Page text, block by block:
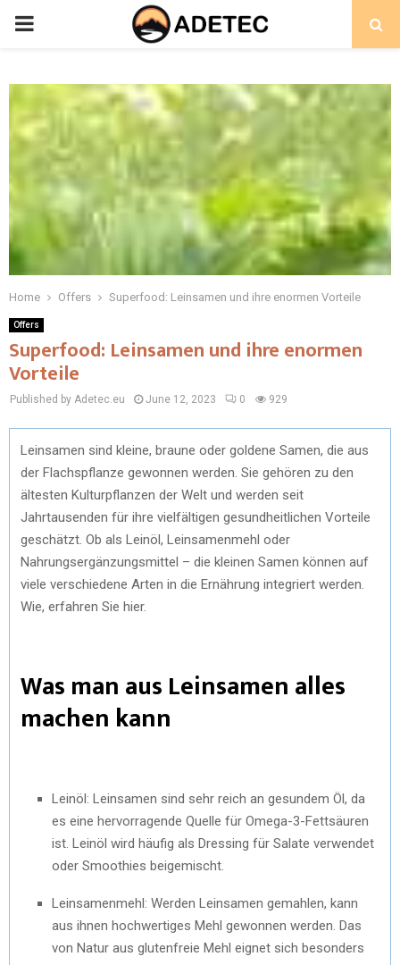
PRIMARY
Home Offers Superfood: Leinsamen und ihre enormen Vorteile
Offers
Superfood: Leinsamen und ihre enormen
Vorteile
Published by Adetec.eu June 12, 2023 0 929
Leinsamen sind kleine, braune oder goldene Samen, die aus
der Flachspflanze gewonnen werden. Sie gehören zu den
ältesten Kulturpflanzen der Welt und werden seit
Jahrtausenden für ihre vielfältigen gesundheitlichen Vorteile
geschätzt. Ob als Leinöl, Leinsamenmehl oder
Nahrungsergänzungsmittel – die kleinen Samen können auf
viele verschiedene Arten in die Ernährung integriert werden.
Wie, erfahren Sie hier.
Was man aus Leinsamen alles
machen kann
Leinöl: Leinsamen sind sehr reich an gesundem Öl, da
es eine hervorragende Quelle für Omega-3-Fettsäuren
ist. Leinöl wird häufig als Dressing für Salate verwendet
oder Smoothies beigemischt.
Leinsamenmehl: Werden Leinsamen gemahlen, kann
aus ihnen hochwertiges Mehl gewonnen werden. Das
von Natur aus glutenfreie Mehl eignet sich besonders